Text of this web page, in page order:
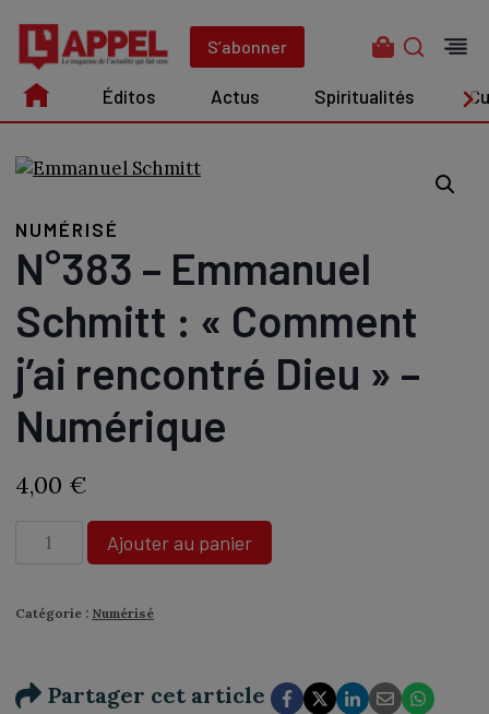
contenu
S’abonner
Édito Actus Spiritualités Culture
Éditos Actus Spiritualités
NUMÉRISÉ
N°383 – Emmanuel
Schmitt : « Comment
j’ai rencontré Dieu » –
Numérique
4,00 €
quantité
-
Emmanuel
«
Ajouter au panier
Catégorie : Numérisé
Partager cet article